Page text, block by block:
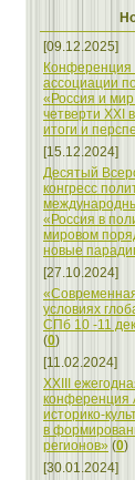
[09.12.2025]
Конференция
ассоциации
«Россия и
четверти XXI
итоги и
[15.12.2024]
Десятый
конгресс
«Россия в
мировом
новые
[27.10.2024]
условиях
СПб 10 -11
(0)
[11.02.2024]
XXIII
историко-
в
регионов» (0)
[30.01.2024]